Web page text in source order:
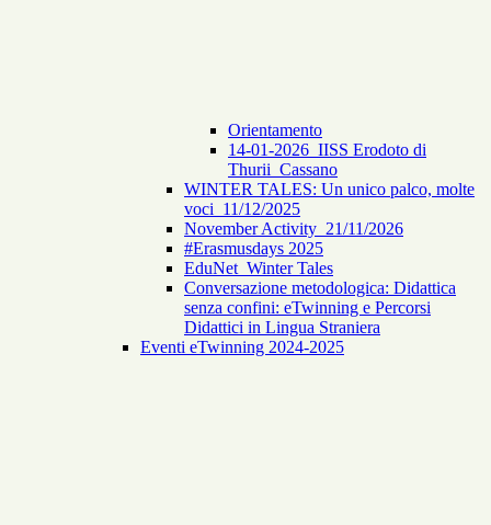
Orientamento
14-01-2026_IISS Erodoto di
Thurii_Cassano
WINTER TALES: Un unico palco, molte
voci_11/12/2025
November Activity_21/11/2026
#Erasmusdays 2025
EduNet_Winter Tales
Conversazione metodologica: Didattica
senza confini: eTwinning e Percorsi
Didattici in Lingua Straniera
Eventi eTwinning 2024-2025